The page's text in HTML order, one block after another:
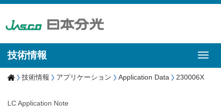
技術情報
技術情報 アプリケーション Application Data 230006X
LC Application Note